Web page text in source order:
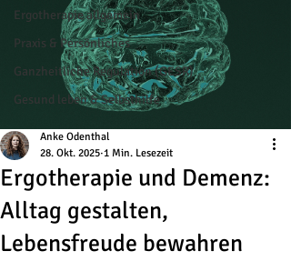
Ergotherapie allgemein
Praxis & Persönliches
Ganzheitliche Regulation (GESR)
Gesund leben & Selbsthilfe
Ergotherapie und Demenz:
Alltag gestalten,
Lebensfreude bewahren
Anke Odenthal
28. Okt. 2025 1 Min. Lesezeit